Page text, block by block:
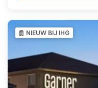
NIEUW BIJ IHG